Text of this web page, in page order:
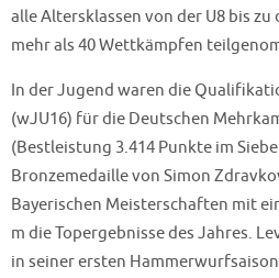
alle Altersklassen von der U8 bis
mehr als 40 Wettkämpfen
In der Jugend waren die
(wJU16) für die Deutschen
(Bestleistung 3.414 Punkte im
Bronzemedaille von Simon
Bayerischen Meisterschaften mit
m die Topergebnisse des Jahres.
in seiner ersten